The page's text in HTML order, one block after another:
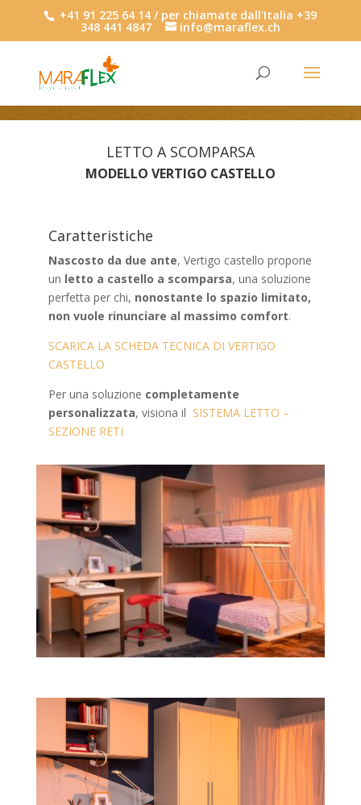
+41 91 225 64 14 / per chiamate dall'Italia +39
348 441 4847 info@maraflex.ch
LETTO A SCOMPARSA
MODELLO VERTIGO CASTELLO
Caratteristiche
Nascosto da due ante, Vertigo castello propone
un letto a castello a scomparsa, una soluzione
perfetta per chi, nonostante lo spazio limitato,
non vuole rinunciare al massimo comfort.
SCARICA LA SCHEDA TECNICA DI VERTIGO
CASTELLO
Per una soluzione completamente
personalizzata, visiona il SISTEMA LETTO –
SEZIONE RETI